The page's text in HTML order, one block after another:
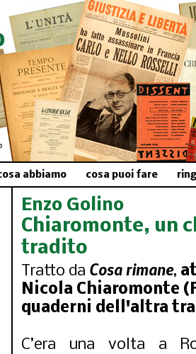
abbiamo cosa puoi fare
Enzo Golino
Chiaromonte, un
tradito
Tratto da Cosa rimane,
Nicola Chiaromonte
quaderni dell'altra
C’era una volta a